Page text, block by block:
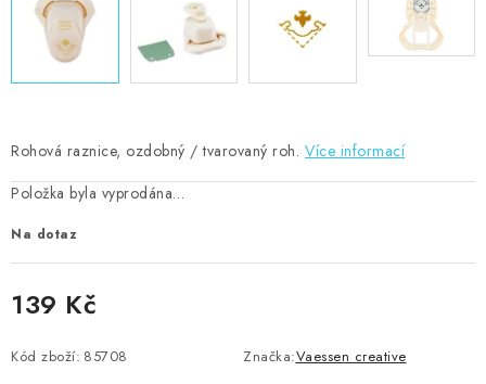
Rohová raznice, ozdobný / tvarovaný roh. Více informací
Položka byla vyprodána…
Na dotaz
139 Kč
Kód zboží: 85708 Značka:Vaessen creative